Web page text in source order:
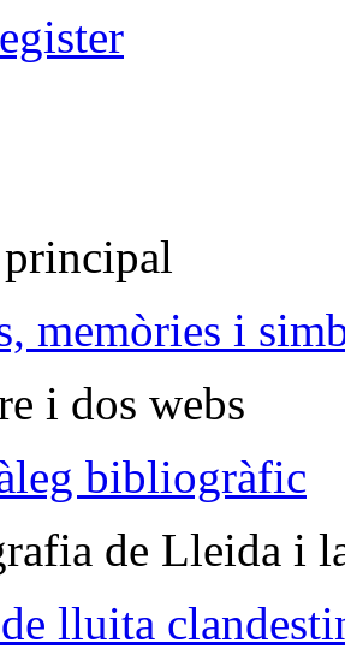
memòries i
i dos webs
bibliogràfic
de Lleida i
lluita